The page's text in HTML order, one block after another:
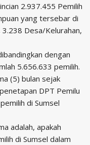
2.937.455 Pemilih
yang tersebar di
Desa/Kelurahan,
dengan
5.656.633 pemilih.
(5) bulan sejak
DPT Pemilu
di Sumsel
adalah, apakah
di Sumsel dalam